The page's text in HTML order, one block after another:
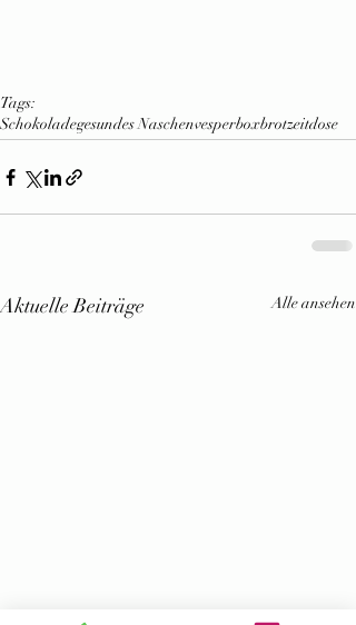
Tags:
Schokoladegesundes Naschenvesperboxbrotzeitdose
Aktuelle Beiträge Alle ansehen